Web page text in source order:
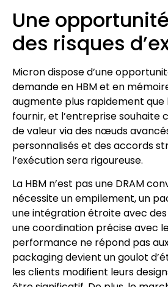
Une
des risques
Micron dispose d’une
demande en HBM et en
augmente plus rapidement que
fournir, et l’entreprise souhaite
de valeur via des nœuds
personnalisés et des accords
l’exécution sera rigoureuse.
La HBM n’est pas une DRAM
nécessite un empilement, un
une intégration étroite avec
une coordination précise avec
performance ne répond pas
packaging devient un goulot
les clients modifient leurs